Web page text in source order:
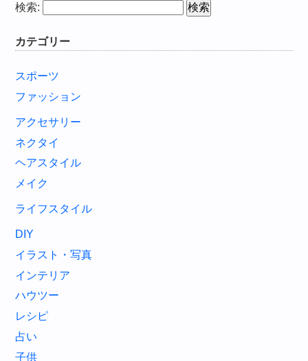
検索:
カテゴリー
スポーツ
ファッション
アクセサリー
ネクタイ
ヘアスタイル
メイク
ライフスタイル
DIY
イラスト・写真
インテリア
ハウツー
レシピ
占い
子供